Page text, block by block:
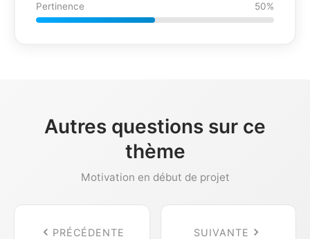
Pertinence 50%
Autres questions sur ce
thème
Motivation en début de projet
PRÉCÉDENTE SUIVANTE